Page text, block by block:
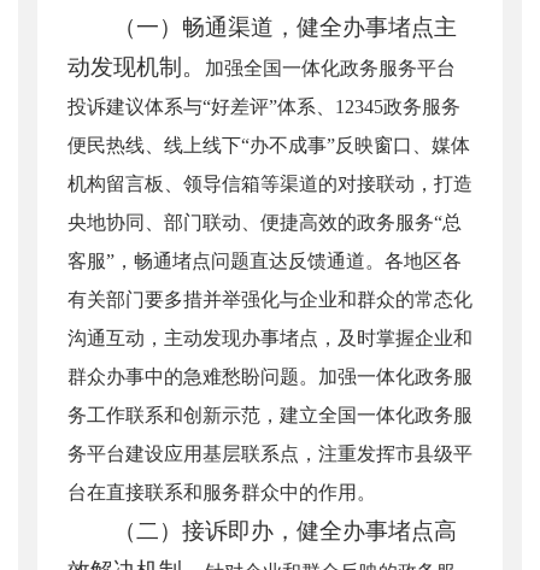
（一）畅通渠道，健全办事堵点主
动发现机制。
加强全国一体化政务服务平台
投诉建议体系与“好差评”体系、12345政务服务
便民热线、线上线下“办不成事”反映窗口、媒体
机构留言板、领导信箱等渠道的对接联动，打造
央地协同、部门联动、便捷高效的政务服务“总
客服”，畅通堵点问题直达反馈通道。各地区各
有关部门要多措并举强化与企业和群众的常态化
沟通互动，主动发现办事堵点，及时掌握企业和
群众办事中的急难愁盼问题。加强一体化政务服
务工作联系和创新示范，建立全国一体化政务服
务平台建设应用基层联系点，注重发挥市县级平
台在直接联系和服务群众中的作用。
（二）接诉即办，健全办事堵点高